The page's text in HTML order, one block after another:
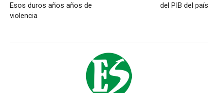
Esos duros años años de
violencia
del PIB del país